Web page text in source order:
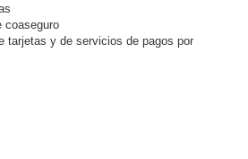
coaseguro
tarjetas y de servicios de pagos por